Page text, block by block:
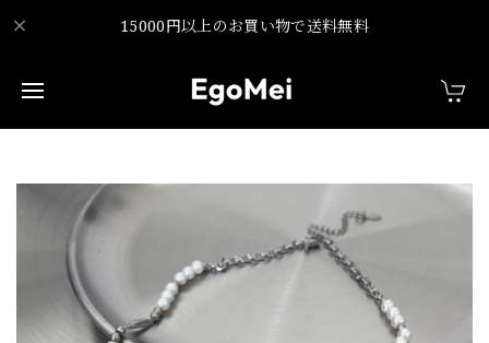
15000円以上のお買い物で送料無料